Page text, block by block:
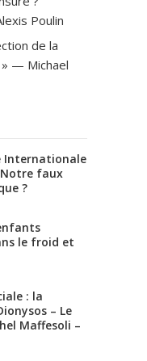
Poulin
de la
— Michael
Internationale
faux
?
le froid et
: la
– Le
Maffesoli –